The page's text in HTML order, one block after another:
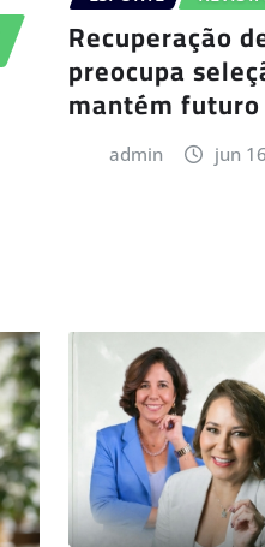
Recuperação
preocupa
mantém
admin jun